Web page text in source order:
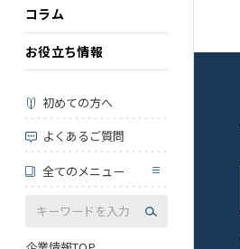
コラム
お役立ち情報
初めての方へ
よくあるご質問
全てのメニュー